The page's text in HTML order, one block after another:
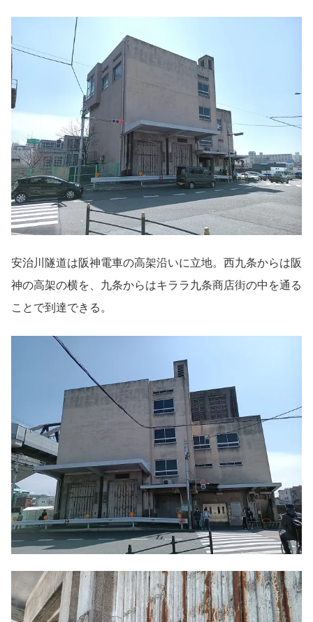
安治川隧道は阪神電車の高架沿いに立地。西九条からは阪
神の高架の横を、九条からはキララ九条商店街の中を通る
ことで到達できる。